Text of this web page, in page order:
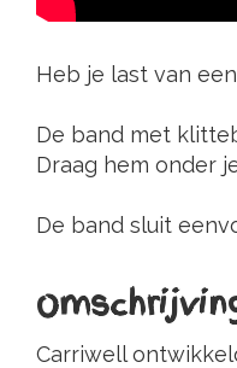
Heb je last van
De band met
Draag hem onder
De band sluit
Carriwell